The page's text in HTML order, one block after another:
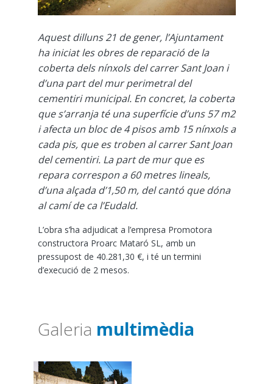
Aquest dilluns 21 de gener, l’Ajuntament
ha iniciat les obres de reparació de la
coberta dels nínxols del carrer Sant Joan i
d’una part del mur perimetral del
cementiri municipal. En concret, la coberta
que s’arranja té una superfície d’uns 57 m2
i afecta un bloc de 4 pisos amb 15 nínxols a
cada pis, que es troben al carrer Sant Joan
del cementiri. La part de mur que es
repara correspon a 60 metres lineals,
d’una alçada d’1,50 m, del cantó que dóna
al camí de ca l’Eudald.
L’obra s’ha adjudicat a l’empresa Promotora
constructora Proarc Mataró SL, amb un
pressupost de 40.281,30 €, i té un termini
d’execució de 2 mesos.
Galeria multimèdia